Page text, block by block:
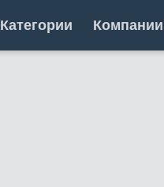
Категории Компании